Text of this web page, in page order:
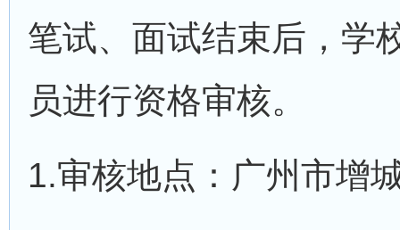
笔试、面试结束后，学
员进行资格审核。
1.审核地点：广州市增